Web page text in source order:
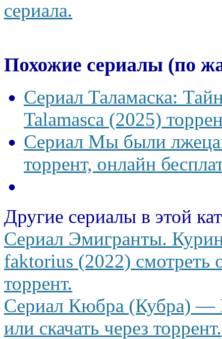
сериала.
Похожие сериалы (по
Сериал Таламаска:
Talamasca (2025)
Сериал Мы были
торрент, онлайн
Другие сериалы в этой
Сериал Эмигранты.
faktorius (2022) смотреть
торрент.
Сериал Кюбра (Кубра) —
или скачать через торрент.